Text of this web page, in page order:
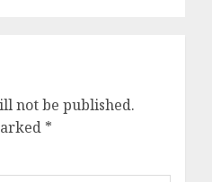
not be published.
*